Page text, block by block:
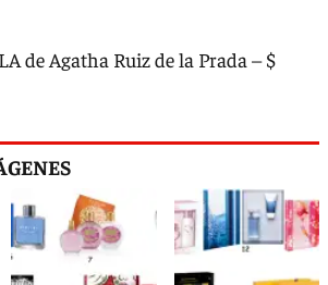
de Agatha Ruiz de la Prada – $